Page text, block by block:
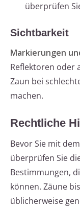
überprüfen
Sichtbarkeit
Markierungen
Reflektoren oder
Zaun bei
machen.
Rechtliche
Bevor Sie mit
überprüfen Sie
Bestimmungen,
können. Zäune
üblicherweise